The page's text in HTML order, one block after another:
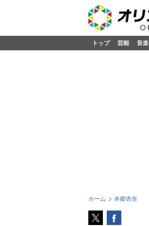
トップ 芸能 音楽
ホーム 本郷杏奈